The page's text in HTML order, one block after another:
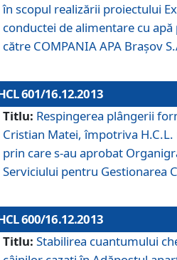
în scopul realizării proiectului
conductei de alimentare cu apă
către COMPANIA APA Braşov
601/16.12.2013
Titlu: Respingerea plângerii
Cristian Matei, împotriva
prin care s-au aprobat
Serviciului pentru Gestionarea
600/16.12.2013
Titlu: Stabilirea cuantumului